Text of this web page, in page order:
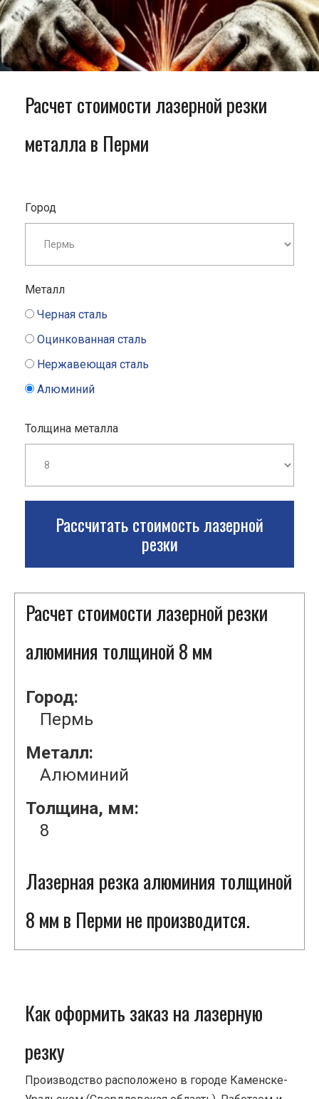
Расчет стоимости лазерной резки
металла в Перми
Город
Металл
Черная сталь
Оцинкованная сталь
Нержавеющая сталь
Алюминий
Толщина металла
Рассчитать стоимость лазерной
резки
Расчет стоимости лазерной резки
алюминия толщиной 8 мм
Город:
Пермь
Металл:
Алюминий
Толщина, мм:
8
Лазерная резка алюминия толщиной
8 мм в Перми не производится.
Как оформить заказ на лазерную
резку
Производство расположено в городе Каменске-